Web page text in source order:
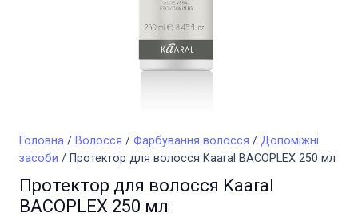
Головна / Волосся / Фарбування волосся / Допоміжні
засоби / Протектор для волосся Kaaral BACOPLEX 250 мл
Протектор для волосся Kaaral
BACOPLEX 250 мл